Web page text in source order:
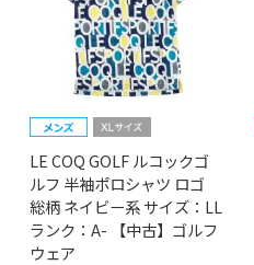
LE COQ GOLF ルコックゴ
ルフ 半袖ポロシャツ ロゴ
総柄 ネイビー系 サイズ：LL
ランク：A- 【中古】ゴルフ
ウェア